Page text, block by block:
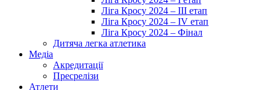
Ліга Кросу 2024 – III етап
Ліга Кросу 2024 – IV етап
Ліга Кросу 2024 – Фінал
Дитяча легка атлетика
Медіа
Акредитації
Пресрелізи
Атлети